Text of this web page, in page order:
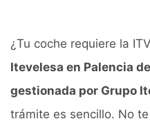
¿Tu coche requiere la
Itevelesa en Palencia
gestionada por Grupo
trámite es sencillo. No